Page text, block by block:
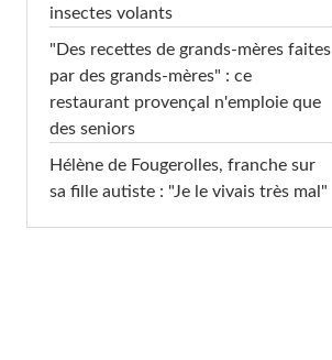
insectes volants
"Des recettes de grands-mères faites
par des grands-mères" : ce
restaurant provençal n'emploie que
des seniors
Hélène de Fougerolles, franche sur
sa fille autiste : "Je le vivais très mal"